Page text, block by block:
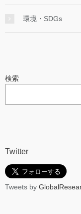
環境・SDGs
検索
Twitter
Tweets by